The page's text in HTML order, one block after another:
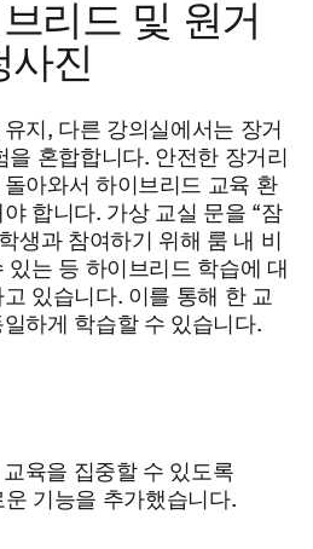
리드 및 원거
사진
지, 다른 강의실에서는 장거
혼합합니다. 안전한 장거리
아와서 하이브리드 교육 환
합니다. 가상 교실 문을 “잠
생과 참여하기 위해 룸 내 비
있는 등 하이브리드 학습에 대
있습니다. 이를 통해 한 교
하게 학습할 수 있습니다.
육을 집중할 수 있도록
기능을 추가했습니다.